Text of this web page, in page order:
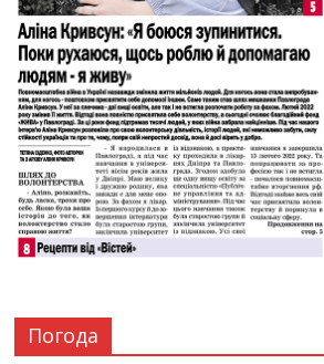
Погода